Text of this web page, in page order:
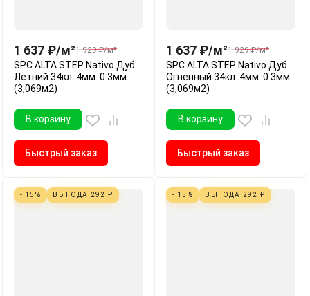
1 637 ₽/м²1 929 ₽/м²
SPC ALTA STEP Nativo Дуб
Летний 34кл. 4мм. 0.3мм.
(3,069м2)
В корзину
Быстрый заказ
1 637 ₽/м²1 929 ₽/м²
SPC ALTA STEP Nativo Дуб
Огненный 34кл. 4мм. 0.3мм.
(3,069м2)
В корзину
Быстрый заказ
- 15% ВЫГОДА 292 ₽ - 15% ВЫГОДА 292 ₽